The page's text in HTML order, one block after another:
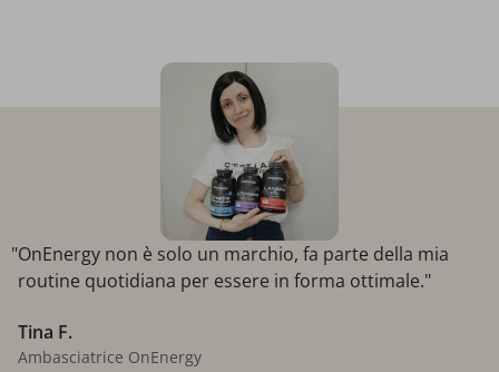
"OnEnergy non è solo un marchio, fa parte della mia
routine quotidiana per essere in forma ottimale."
Tina F.
Ambasciatrice OnEnergy